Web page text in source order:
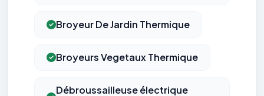
Broyeur De Jardin Thermique
Broyeurs Vegetaux Thermique
Débroussailleuse électrique